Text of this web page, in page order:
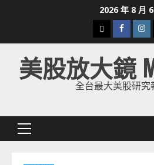
2026 年 8 月
下
載
美
股
美股放大鏡
全台最大美股研究
Primary